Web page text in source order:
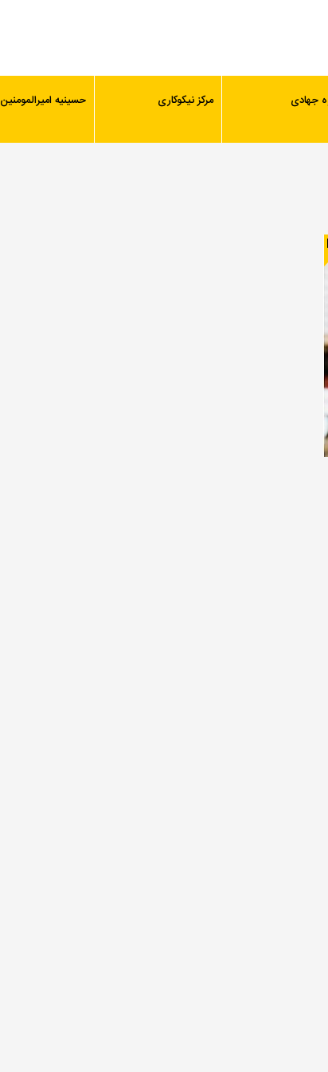
جهادی مرکز نیکوکاری حسینیه امیرالمومنین